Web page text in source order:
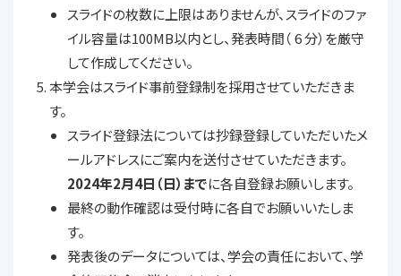
スライドの枚数に上限はありませんが、スライドのファ
イル容量は100MB以内とし、発表時間（ 6 分）を厳守
して作成してください。
本学会はスライド事前登録制を採用させていただきま
す。
スライド登録法については抄録登録していただいたメ
ールアドレスにご案内を送付させていただきます。
2024年2月4日（日）までに各自登録お願いします。
最終の動作確認は受付時に各自でお願いいたしま
す。
発表後のデータについては、学会の責任において、学